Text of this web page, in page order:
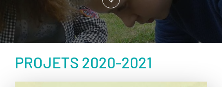
PROJETS 2020-2021